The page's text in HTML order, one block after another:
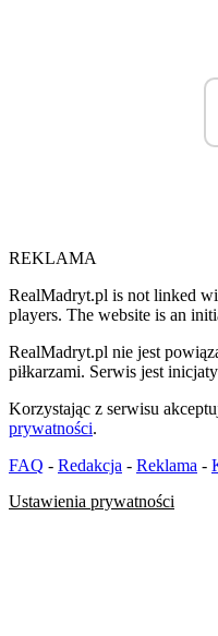
REKLAMA
RealMadryt.pl is not linked
players. The website is an
RealMadryt.pl nie jest
piłkarzami. Serwis jest
Korzystając z serwisu
prywatności.
FAQ - Redakcja - Reklama -
Ustawienia prywatności